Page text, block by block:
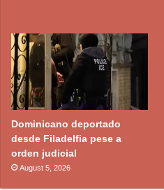
Dominicano deportado
desde Filadelfia pese a
orden judicial
August 5, 2026